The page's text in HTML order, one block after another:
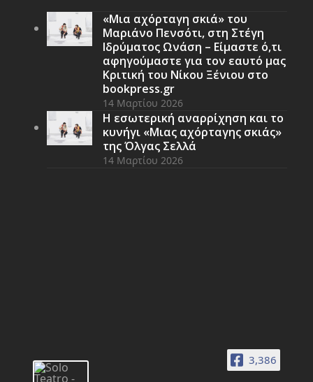
«Μια αχόρταγη σκιά» του
Μαριάνο Πενσότι, στη Στέγη
Ιδρύματος Ωνάση – Είμαστε ό,τι
αφηγούμαστε για τον εαυτό μας
Κριτική του Νίκου Ξένιου στο
bookpress.gr
14 Μαρτίου 2026
Η εσωτερική αναρρίχηση και το
κυνήγι «Μιας αχόρταγης σκιάς»
της Όλγας Σελλά
14 Μαρτίου 2026
3,386